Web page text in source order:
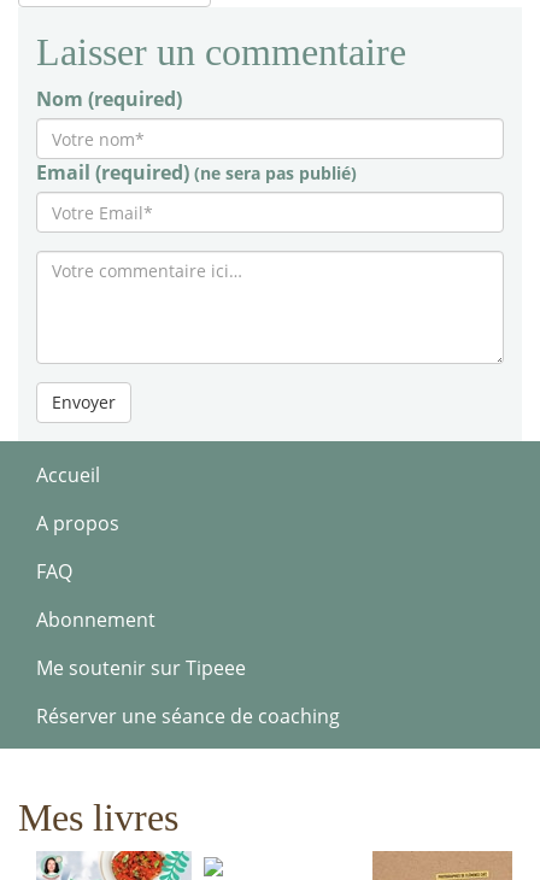
Laisser un commentaire
Nom (required)
Email (required) (ne sera pas publié)
Envoyer
Accueil
A propos
FAQ
Abonnement
Me soutenir sur Tipeee
Réserver une séance de coaching
Mes livres